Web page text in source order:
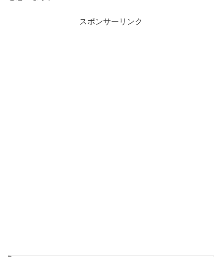
スポンサーリンク